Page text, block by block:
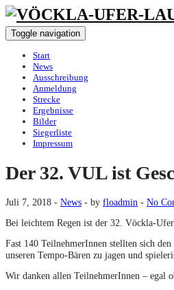
Toggle navigation
Start
News
Ausschreibung
Anmeldung
Strecke
Ergebnisse
Bilder
Siegerliste
Impressum
Der 32. VUL ist
Juli 7, 2018 - News - by floadmin - No
Bei leichtem Regen ist der 32. Vöckla-
Fast 140 TeilnehmerInnen stellten sich
unseren Tempo-Bären zu jagen und
Wir danken allen TeilnehmerInnen – egal